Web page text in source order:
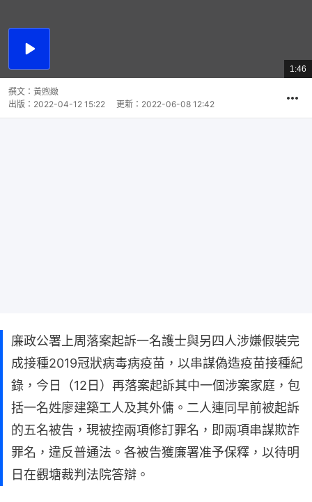
播
總
共
1:46
撰文： 黃煦緻
出版： 2022-04-12 15:22 更新： 2022-06-08 12:42
廉政公署上周落案起訴一名護士與另四人涉嫌假裝完
成接種2019冠狀病毒病疫苗，以串謀偽造疫苗接種紀
錄，今日（12日）再落案起訴其中一個涉案家庭，包
括一名姓廖建築工人及其外傭。二人連同早前被起訴
的五名被告，現被控兩項修訂罪名，即兩項串謀欺詐
罪名，違反普通法。各被告獲廉署准予保釋，以待明
日在觀塘裁判法院答辯。